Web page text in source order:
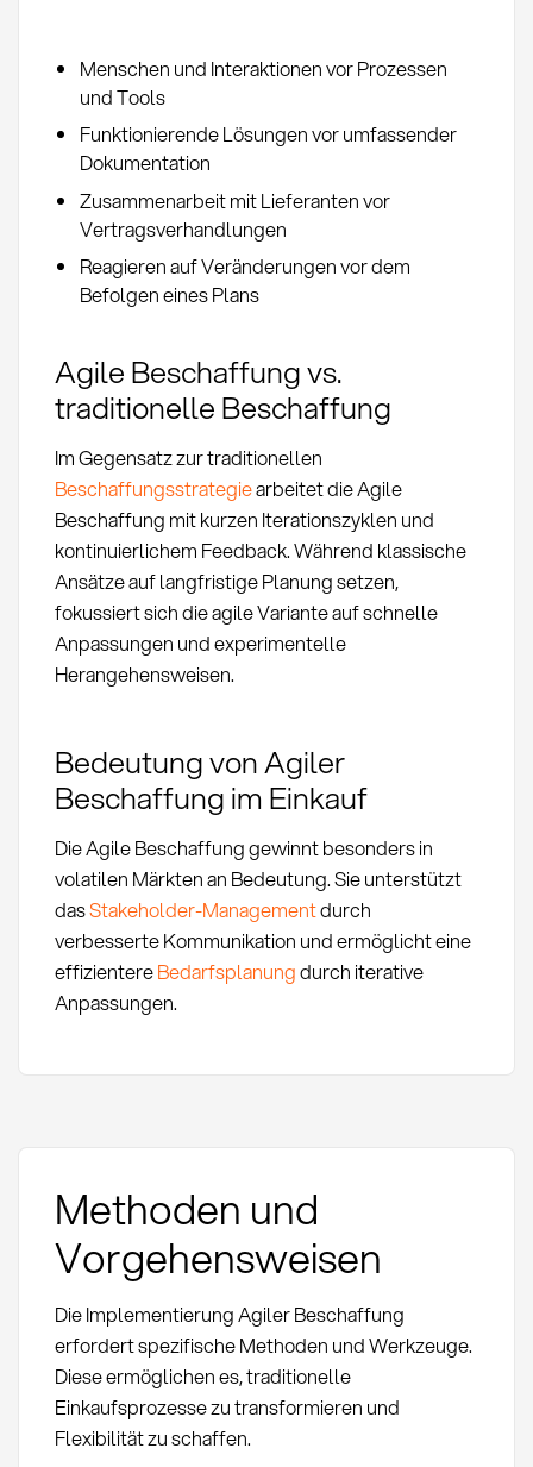
Menschen und Interaktionen vor Prozessen
und Tools
Funktionierende Lösungen vor umfassender
Dokumentation
Zusammenarbeit mit Lieferanten vor
Vertragsverhandlungen
Reagieren auf Veränderungen vor dem
Befolgen eines Plans
Agile Beschaffung vs.
traditionelle Beschaffung
Im Gegensatz zur traditionellen
Beschaffungsstrategiearbeitet die Agile
Beschaffung mit kurzen Iterationszyklen und
kontinuierlichem Feedback. Während klassische
Ansätze auf langfristige Planung setzen,
fokussiert sich die agile Variante auf schnelle
Anpassungen und experimentelle
Herangehensweisen.
Bedeutung von Agiler
Beschaffung im Einkauf
Die Agile Beschaffung gewinnt besonders in
volatilen Märkten an Bedeutung. Sie unterstützt
dasStakeholder-Managementdurch
verbesserte Kommunikation und ermöglicht eine
effizientereBedarfsplanungdurch iterative
Anpassungen.
Methoden und
Vorgehensweisen
Die Implementierung Agiler Beschaffung
erfordert spezifische Methoden und Werkzeuge.
Diese ermöglichen es, traditionelle
Einkaufsprozesse zu transformieren und
Flexibilität zu schaffen.